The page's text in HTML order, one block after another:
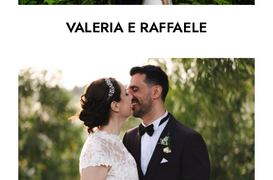
VALERIA E RAFFAELE